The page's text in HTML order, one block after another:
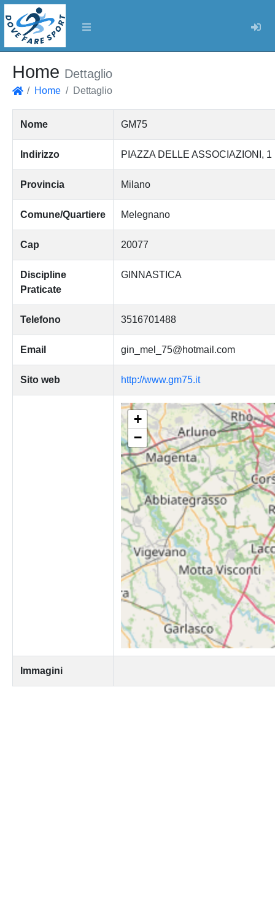
Home Dettaglio
Home Dettaglio
Nome GM75
Indirizzo PIAZZA DELLE ASSOCIAZIONI, 1
Provincia Milano
Comune/Quartiere Melegnano
Cap 20077
Discipline
Praticate
GINNASTICA
Telefono 3516701488
Email gin_mel_75@hotmail.com
Sito web http://www.gm75.it
+
−
Immagini